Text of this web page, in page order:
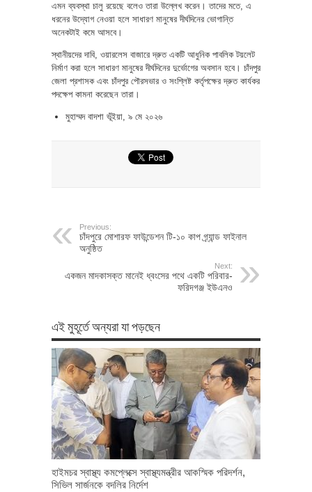
এমন ব্যবস্থা চালু রয়েছে বলেও তারা উল্লেখ করেন। তাদের মতে, এ
ধরনের উদ্যোগ নেওয়া হলে সাধারণ মানুষের দীর্ঘদিনের ভোগান্তি
অনেকটাই কমে আসবে।
স্থানীয়দের দাবি, ওয়ারলেস বাজারে দ্রুত একটি আধুনিক পাবলিক টয়লেট
নির্মাণ করা হলে সাধারণ মানুষের দীর্ঘদিনের দুর্ভোগের অবসান হবে। চাঁদপুর
জেলা প্রশাসক এবং চাঁদপুর পৌরসভার ও সংশ্লিষ্ট কর্তৃপক্ষের দ্রুত কার্যকর
পদক্ষেপ কামনা করেছেন তারা।
মুহাম্মদ বাদশা ভূঁইয়া, ৯ মে ২০২৬
Previous:
চাঁদপুরে মোশারফ ফাউন্ডেশন টি-১০ কাপ গ্র্যান্ড ফাইনাল
অনুষ্ঠিত
Next:
একজন মাদকাসক্ত মানেই ধ্বংসের পথে একটি পরিবার-
ফরিদগঞ্জ ইউএনও
এই মুহূর্তে অন্যরা যা পড়ছেন
হাইমচর স্বাস্থ্য কমপ্লেক্সে স্বাস্থ্যমন্ত্রীর আকস্মিক পরিদর্শন,
সিভিল সার্জনকে বদলির নির্দেশ